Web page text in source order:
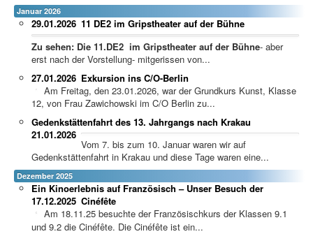
Januar 2026
11 DE2 im Gripstheater auf der Bühne
29.01.2026
Zu sehen: Die 11.DE2 im Gripstheater auf der Bühne- aber
erst nach der Vorstellung- mitgerissen von...
Exkursion ins C/O-Berlin
27.01.2026
Am Freitag, den 23.01.2026, war der Grundkurs Kunst, Klasse
12, von Frau Zawichowski im C/O Berlin zu...
Gedenkstättenfahrt des 13. Jahrgangs nach Krakau
21.01.2026
Vom 7. bis zum 10. Januar waren wir auf
Gedenkstättenfahrt in Krakau und diese Tage waren eine...
Dezember 2025
Ein Kinoerlebnis auf Französisch – Unser Besuch der
Cinéfête
17.12.2025
Am 18.11.25 besuchte der Französischkurs der Klassen 9.1
und 9.2 die Cinéfête. Die Cinéfête ist ein...